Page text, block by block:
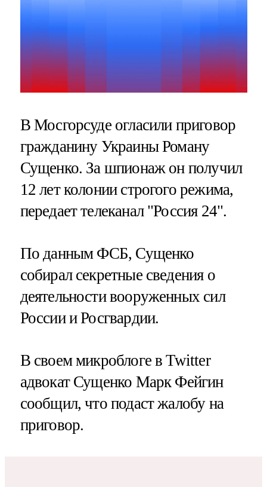
В Мосгорсуде огласили приговор
гражданину Украины Роману
Сущенко. За шпионаж он получил
12 лет колонии строгого режима,
передает телеканал "Россия 24".
По данным ФСБ, Сущенко
собирал секретные сведения о
деятельности вооруженных сил
России и Росгвардии.
В своем микроблоге в Twitter
адвокат Сущенко Марк Фейгин
сообщил, что подаст жалобу на
приговор.